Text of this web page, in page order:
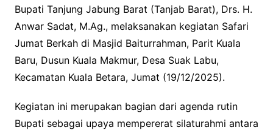
Bupati Tanjung Jabung Barat (Tanjab Barat), Drs. H.
Anwar Sadat, M.Ag., melaksanakan kegiatan Safari
Jumat Berkah di Masjid Baiturrahman, Parit Kuala
Baru, Dusun Kuala Makmur, Desa Suak Labu,
Kecamatan Kuala Betara, Jumat (19/12/2025).
Kegiatan ini merupakan bagian dari agenda rutin
Bupati sebagai upaya mempererat silaturahmi antara